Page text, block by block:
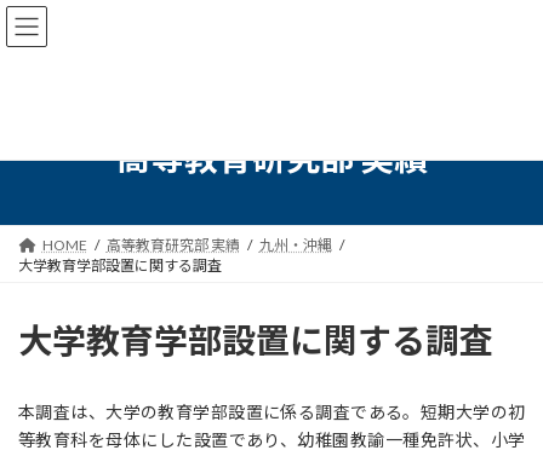
コ
ン
ス
プ
ナ
ビ
ン
動
高等教育研究部 実績
HOME 高等教育研究部 実績
九州・沖縄
大学教育学部設置に関する調査
大学教育学部設置に関する調査
本調査は、大学の教育学部設置に係る調査である。短期大学の初
等教育科を母体にした設置であり、幼稚園教諭一種免許状、小学